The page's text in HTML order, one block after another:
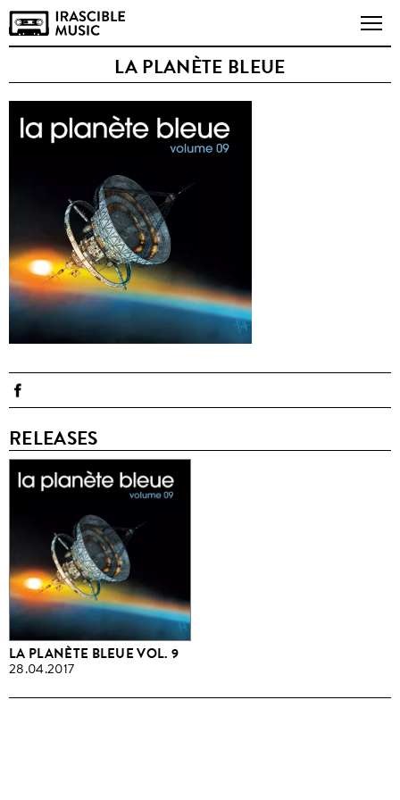
LA PLANÈTE BLEUE
RELEASES
LA PLANÈTE BLEUE VOL. 9
28.04.2017